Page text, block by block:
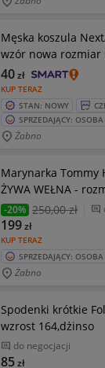
Męska koszula
wzór nowa rozmiar
KUP TERAZ
40zł
STAN: NOWY
SPRZEDAJĄCY:
Żabno
Marynarka Tommy
ŻYWA WEŁNA -
-20% 250,00 zł
KUP TERAZ
199zł
SPRZEDAJĄCY:
Żabno
Spodenki krótkie
wzrost 164,dżinso
do negocjacji
85zł